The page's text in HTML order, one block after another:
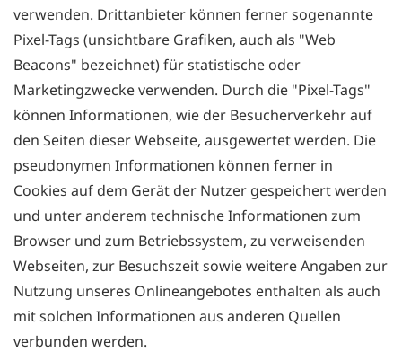
verwenden. Drittanbieter können ferner sogenannte
Pixel-Tags (unsichtbare Grafiken, auch als "Web
Beacons" bezeichnet) für statistische oder
Marketingzwecke verwenden. Durch die "Pixel-Tags"
können Informationen, wie der Besucherverkehr auf
den Seiten dieser Webseite, ausgewertet werden. Die
pseudonymen Informationen können ferner in
Cookies auf dem Gerät der Nutzer gespeichert werden
und unter anderem technische Informationen zum
Browser und zum Betriebssystem, zu verweisenden
Webseiten, zur Besuchszeit sowie weitere Angaben zur
Nutzung unseres Onlineangebotes enthalten als auch
mit solchen Informationen aus anderen Quellen
verbunden werden.